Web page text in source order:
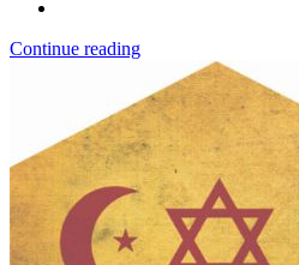
Continue reading